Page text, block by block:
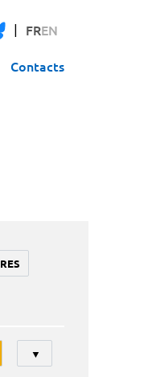
FREN
Contacts
▼